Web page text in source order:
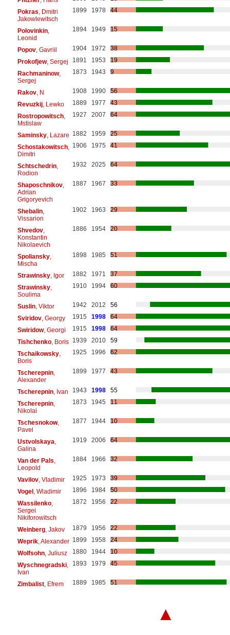
Pokras , Dmitri
Jakowlewitsch
1899 1978 44
Polovinkin,
Leonid
1894 1949 15
Popov, Gavriil 1904 1972
38
Prokofjew, Sergej 1891 1953
19
Rachmaninow,
Sergej
1873 1943 9
Rakov, N 1908 1990
56
Revuzkij, Lewko 1889 1977
43
Rostropowitsch,
Mstislaw
1927 2007 64
Saminsky, Lazare 1882 1959
25
Schostakowitsch,
Dimitri
1906 1975 41
Schtschedrin,
Rodion
1932 2025 64
Shaposchnikov,
Adrian
Grigoryevich
1887 1967 33
Shebalin,
Vissarion
1902 1963 29
Shvedov,
Konstantin
Nikolaevich
1886 1954 20
Spoliansky,
Mischa
1898 1985 51
Strawinsky, Igor 1882 1971
37
Strawinsky,
Soulima
1910 1994 60
Suslin, Viktor 1942 2012
56
Sviridov, Georgy 1915 1998
64
Swiridow, Georgi 1915 1998
64
Tishchenko, Boris 1939 2010
59
Tschaikowsky,
Boris
1925 1996 62
Tscherepnin,
Alexander
1899 1977 43
Tscherepnin, Ivan 1943 1998
55
Tscherepnin,
Nikolai
1873 1945 11
Tschesnokow,
Pavel
1877 1944 10
Ustvolskaya
Galina
1919 2006 64
Van der Pals
Leopold
1884 1966 32
Vavilov, Vladimir 1925 1973
39
Vogel, Wladimir 1896 1984
50
Wassilenko,
Sergei
Nikiforowitsch
1872 1956 22
Weinberg, Jakov 1879 1956
22
Weprik, Alexander 1899 1958
24
Wolfsohn, Juliusz 1880 1944
10
Wyschnegradski,
Ivan
1893 1979 45
Zimbalist, Efrem 1889 1985 51
▲